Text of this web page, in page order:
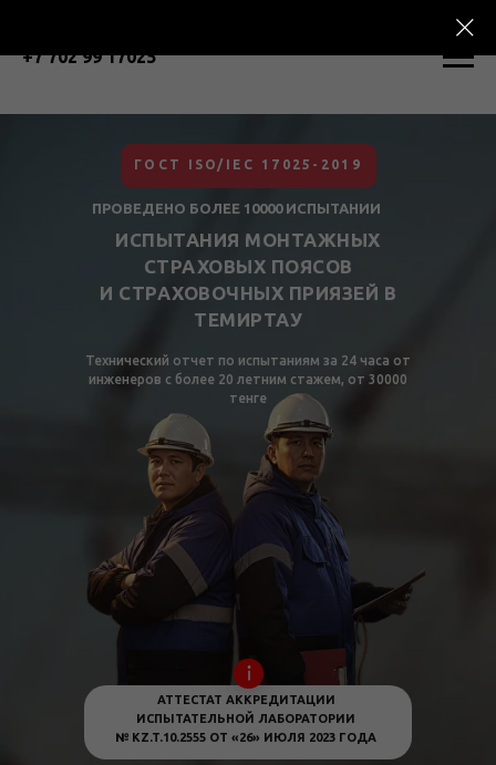
+7 702 99 17025
ПРОВЕДЕНО БОЛЕЕ 10000 ИСПЫТАНИИ
ИСПЫТАНИЯ МОНТАЖНЫХ
СТРАХОВЫХ ПОЯСОВ
И СТРАХОВОЧНЫХ ПРИЯЗЕЙ В
ТЕМИРТАУ
ГОСТ ISO/IEC 17025-2019
Технический отчет по испытаниям за 24 часа от
инженеров с более 20 летним стажем, от 30000
тенге
АТТЕСТАТ АККРЕДИТАЦИИ
ИСПЫТАТЕЛЬНОЙ ЛАБОРАТОРИИ
№ KZ.T.10.2555 ОТ «26» ИЮЛЯ 2023 ГОДА